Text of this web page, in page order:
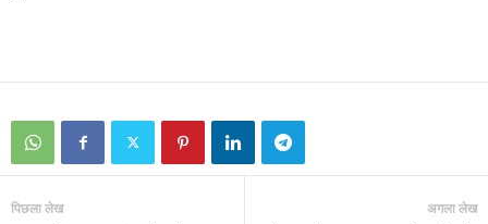
पिछला लेख अगला लेख